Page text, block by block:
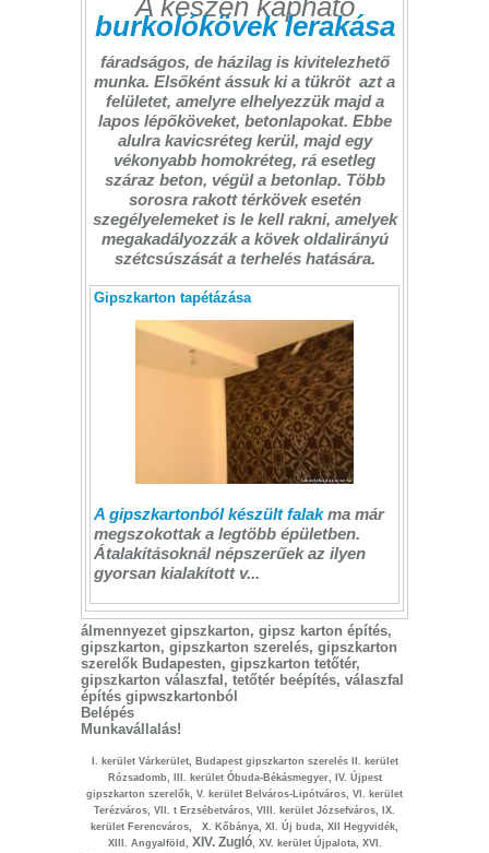
A készen kapható
burkolókövek lerakása
fáradságos, de házilag is kivitelezhető
munka. Elsőként ássuk ki a tükröt  azt a
felületet, amelyre elhelyezzük majd a
lapos lépőköveket, betonlapokat. Ebbe
alulra kavicsréteg kerül, majd egy
vékonyabb homokréteg, rá esetleg
száraz beton, végül a betonlap. Több
sorosra rakott térkövek esetén
szegélyelemeket is le kell rakni, amelyek
megakadályozzák a kövek oldalirányú
szétcsúszását a terhelés hatására.
Gipszkarton tapétázása
A gipszkartonból készült falakma már
megszokottak a legtöbb épületben.
Átalakításoknál népszerűek az ilyen
gyorsan kialakított v...
álmennyezet gipszkarton, gipsz karton építés,
gipszkarton, gipszkarton szerelés, gipszkarton
szerelők Budapesten, gipszkarton tetőtér,
gipszkarton válaszfal, tetőtér beépítés, válaszfal
építés gipwszkartonból
Belépés
Munkavállalás!
I. kerület Várkerület, Budapest gipszkarton szerelés II. kerület
Rózsadomb, III. kerület Óbuda-Békásmegyer, IV. Újpest
gipszkarton szerelők, V. kerület Belváros-Lipótváros, VI. kerület
Terézváros, VII. t Erzsébetváros, VIII. kerület Józsefváros, IX.
kerület Ferencváros, X. Kőbánya, XI. Új buda, XII Hegyvidék,
XIII. Angyalföld, XIV. Zugló, XV. kerület Újpalota, XVI.